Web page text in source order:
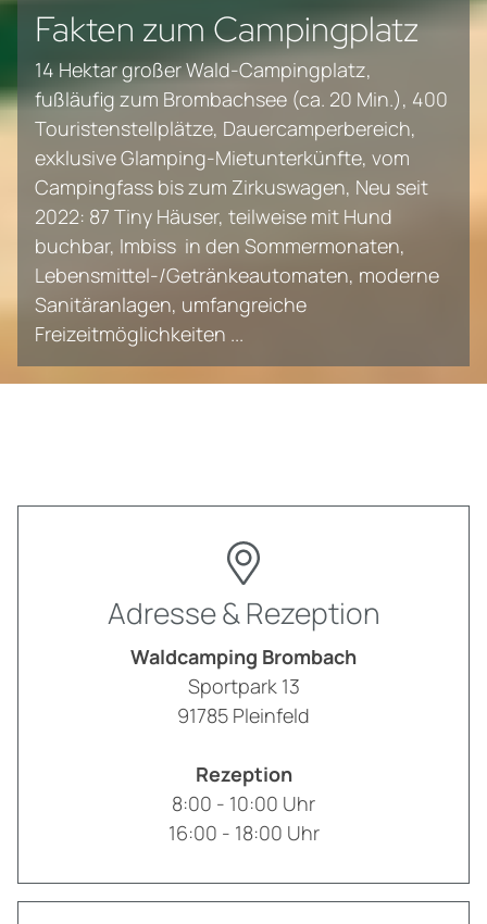
Fakten zum Campingplatz
14 Hektar großer Wald-Campingplatz,
fußläufig zum Brombachsee (ca. 20 Min.), 400
Touristenstellplätze, Dauercamperbereich,
exklusive Glamping-Mietunterkünfte, vom
Campingfass bis zum Zirkuswagen, Neu seit
2022: 87 Tiny Häuser, teilweise mit Hund
buchbar, Imbiss in den Sommermonaten,
Lebensmittel-/Getränkeautomaten, moderne
Sanitäranlagen, umfangreiche
Freizeitmöglichkeiten ...
Adresse & Rezeption
Waldcamping Brombach
Sportpark 13
91785 Pleinfeld
Rezeption
8:00 - 10:00 Uhr
16:00 - 18:00 Uhr